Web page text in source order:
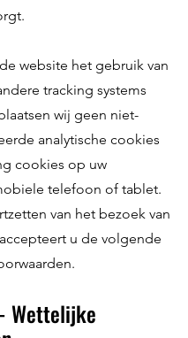
website het gebruik van
tracking systems
wij geen niet-
analytische cookies
cookies op uw
telefoon of tablet.
van het bezoek van
u de volgende
Wettelijke